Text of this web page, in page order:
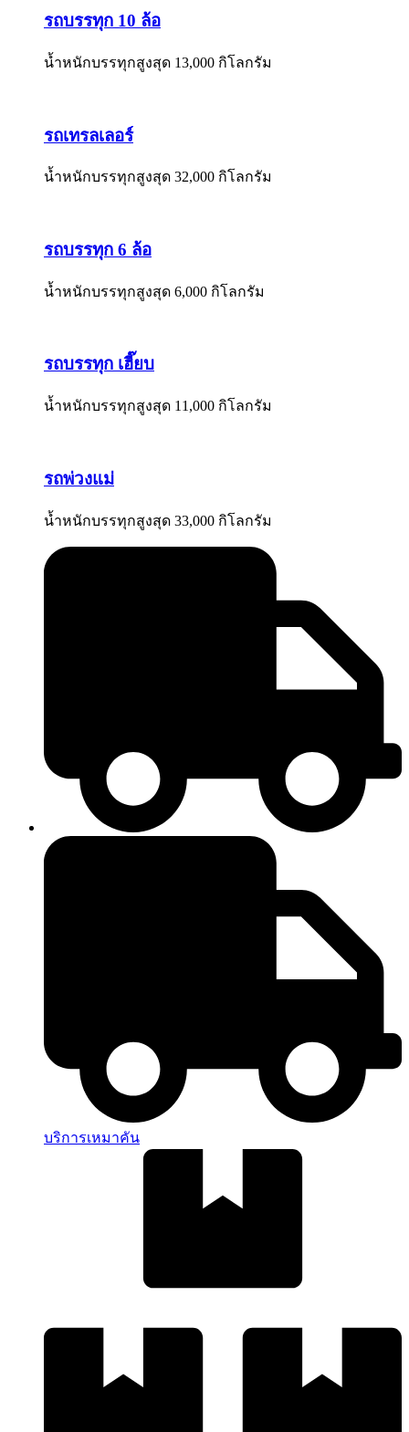
รถบรรทุก 10 ล้อ
น้ำหนักบรรทุกสูงสุด 13,000 กิโลกรัม
รถเทรลเลอร์
น้ำหนักบรรทุกสูงสุด 32,000 กิโลกรัม
รถบรรทุก 6 ล้อ
น้ำหนักบรรทุกสูงสุด 6,000 กิโลกรัม
รถบรรทุก เฮี๊ยบ
น้ำหนักบรรทุกสูงสุด 11,000 กิโลกรัม
รถพ่วงแม่
น้ำหนักบรรทุกสูงสุด 33,000 กิโลกรัม
บริการเหมาคัน